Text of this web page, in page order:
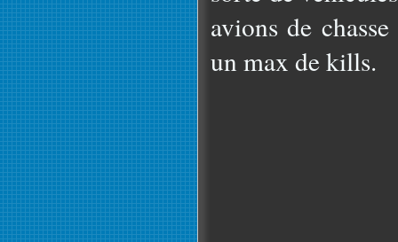
avions de
un max de kills.